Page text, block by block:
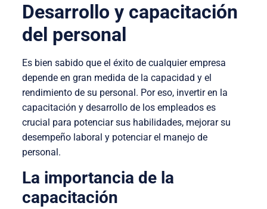
Desarrollo y capacitación
del personal
Es bien sabido que el éxito de cualquier empresa
depende en gran medida de la capacidad y el
rendimiento de su personal. Por eso, invertir en la
capacitación y desarrollo de los empleados es
crucial para potenciar sus habilidades, mejorar su
desempeño laboral y potenciar el manejo de
personal.
La importancia de la
capacitación